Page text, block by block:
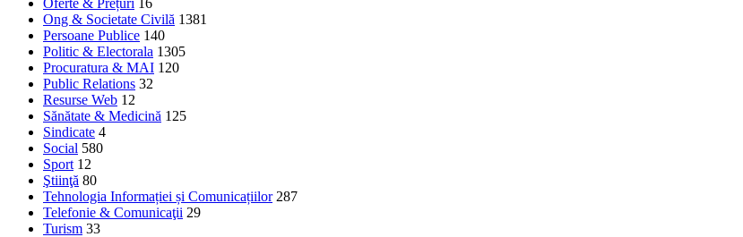
Ong & Societate Civilă 1381
Persoane Publice 140
Politic & Electorala 1305
Procuratura & MAI 120
Public Relations 32
Resurse Web 12
Sănătate & Medicină 125
Sindicate 4
Social 580
Sport 12
Ştiinţă 80
Tehnologia Informației și Comunicațiilor 287
Telefonie & Comunicaţii 29
Turism 33